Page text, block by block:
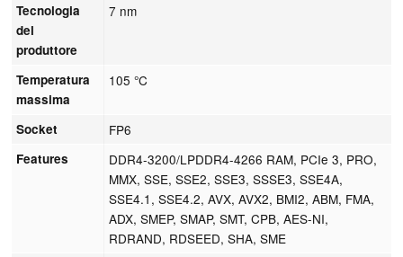
Tecnologia
del
produttore
7 nm
Temperatura
massima
105 °C
Socket FP6
Features
DDR4-3200/LPDDR4-4266 RAM, PCIe 3, PRO,
MMX, SSE, SSE2, SSE3, SSSE3, SSE4A,
SSE4.1, SSE4.2, AVX, AVX2, BMI2, ABM, FMA,
ADX, SMEP, SMAP, SMT, CPB, AES-NI,
RDRAND, RDSEED, SHA, SME